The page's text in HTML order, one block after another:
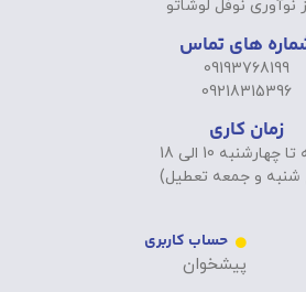
نوآوری نوفل لوشاتو
های تماس
09193768199
09218315396
زمان کاری
چهارشنبه 10 الی 18
شنبه و جمعه تعطیل)
حساب کاربری
پیشخوان